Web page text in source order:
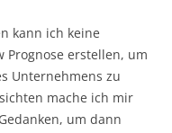
kann ich keine
Prognose erstellen, um
Unternehmens zu
mache ich mir
um dann